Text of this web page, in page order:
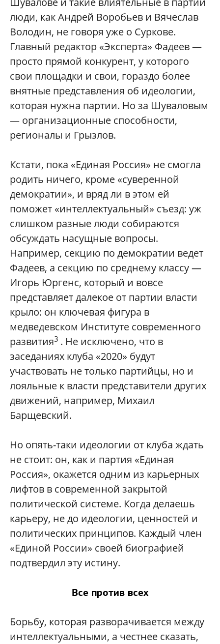
люди, как Андрей Воробьев и Вячеслав
Володин, не говоря уже о Суркове.
Главный редактор «Эксперта» Фадеев —
просто прямой конкурент, у которого
свои площадки и свои, гораздо более
внятные представления об идеологии,
которая нужна партии. Но за Шуваловым
— организационные способности,
регионалы и Грызлов.
Кстати, пока «Единая Россия» не смогла
родить ничего, кроме «суверенной
демократии», и вряд ли в этом ей
поможет «интеллектуальный» съезд: уж
слишком разные люди собираются
обсуждать насущные вопросы.
Например, секцию по демократии ведет
Фадеев, а секцию по среднему классу —
Игорь Юргенс, который и вовсе
представляет далекое от партии власти
крыло: он ключевая фигура в
медведевском Институте современного
развития3 . Не исключено, что в
заседаниях клуба «2020» будут
участвовать не только партийцы, но и
лояльные к власти представители других
движений, например, Михаил
Барщевский.
Но опять-таки идеологии от клуба ждать
не стоит: он, как и партия «Единая
Россия», окажется одним из карьерных
лифтов в современной закрытой
политической системе. Когда делаешь
карьеру, не до идеологии, ценностей и
политических принципов. Каждый член
«Единой России» своей биографией
подтвердил эту истину.
Все против всех
Борьбу, которая разворачивается между
интеллектуальными, а честнее сказать,